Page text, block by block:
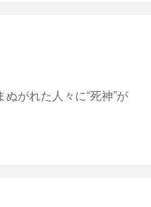
がれた人々に“死神”が